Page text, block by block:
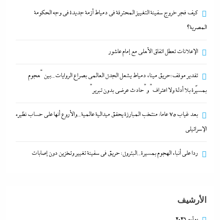
كيف فجر خروج سفينة التغييز المحترقة في دمياط أزمة
14 مارس، 2024
الإعلانات تعطل اتفاق الأهلى مع إمام عاشور
14 مارس، 2024
تقدير موقف:حريق ميناء دمياط يشعل الجدل العالمي
14 مارس، 2024
كيف فجر خروج سفينة التغييز المحترقة في دمياط أزمة جديدة في وجه الحكومة
المصرية؟
الإعلانات تعطل اتفاق الأهلى مع إمام عاشور
تقدير موقف:حريق ميناء دمياط يشعل الجدل العالمي بصراع الروايات..بين “هجوم
بمسيّرة بلا أدلة ولا اعتراف” و”حادث عرضي بدون تبرير”
بعد غياب 75 عاما: منتخب المبارزة يحقق ميدالية عالمية..والأروع أنها على حساب نظيره
الإسرائيلي
ردا على أنباء الهجوم بمسيرة..البترول: حريق في سفينة تغيير وتخزين دون إصابات
الأرشيف